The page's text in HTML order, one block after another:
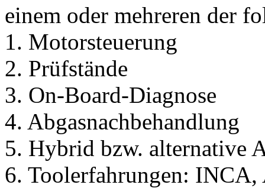
einem oder mehreren der
1. Motorsteuerung
2. Prüfstände
3. On-Board-Diagnose
4. Abgasnachbehandlung
5. Hybrid bzw. alternative
6. Toolerfahrungen: